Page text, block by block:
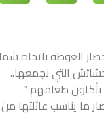
الغوطة باتجاه
التي نجمعها..
طعامهم ”
يناسب عائلتها من